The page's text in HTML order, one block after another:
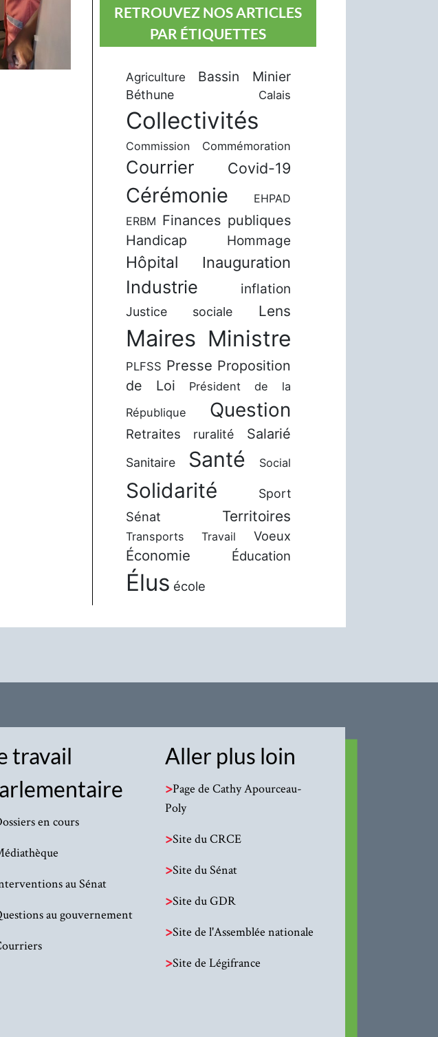
RETROUVEZ NOS ARTICLES
PAR ÉTIQUETTES
Agriculture Bassin Minier
Béthune Calais
Collectivités
Commission Commémoration
Courrier Covid-19
Cérémonie
EHPAD
ERBM Finances publiques
Handicap
Hommage
Hôpital Inauguration
Industrie inflation
Justice sociale Lens
Maires Ministre
PLFSS Presse Proposition
de Loi
Président de la
République
Question
Retraites ruralité Salarié
Sanitaire Santé Social
Solidarité Sport
Sénat Territoires
Transports Travail Voeux
Économie Éducation
Élus école
travail
en cours
au Sénat
au gouvernement
Aller plus loin
>Page de Cathy Apourceau-
Poly
>Site du CRCE
>Site du Sénat
>Site du GDR
>Site de l'Assemblée nationale
>Site de Légifrance